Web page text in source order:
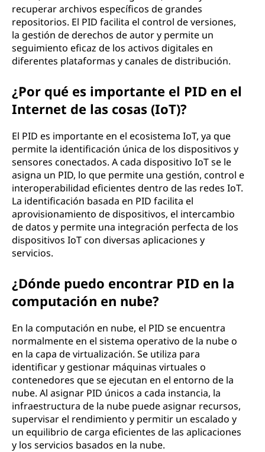
recuperar archivos específicos de grandes
repositorios. El PID facilita el control de versiones,
la gestión de derechos de autor y permite un
seguimiento eficaz de los activos digitales en
diferentes plataformas y canales de distribución.
¿Por qué es importante el PID en el
Internet de las cosas (IoT)?
El PID es importante en el ecosistema IoT, ya que
permite la identificación única de los dispositivos y
sensores conectados. A cada dispositivo IoT se le
asigna un PID, lo que permite una gestión, control e
interoperabilidad eficientes dentro de las redes IoT.
La identificación basada en PID facilita el
aprovisionamiento de dispositivos, el intercambio
de datos y permite una integración perfecta de los
dispositivos IoT con diversas aplicaciones y
servicios.
¿Dónde puedo encontrar PID en la
computación en nube?
En la computación en nube, el PID se encuentra
normalmente en el sistema operativo de la nube o
en la capa de virtualización. Se utiliza para
identificar y gestionar máquinas virtuales o
contenedores que se ejecutan en el entorno de la
nube. Al asignar PID únicos a cada instancia, la
infraestructura de la nube puede asignar recursos,
supervisar el rendimiento y permitir un escalado y
un equilibrio de carga eficientes de las aplicaciones
y los servicios basados en la nube.